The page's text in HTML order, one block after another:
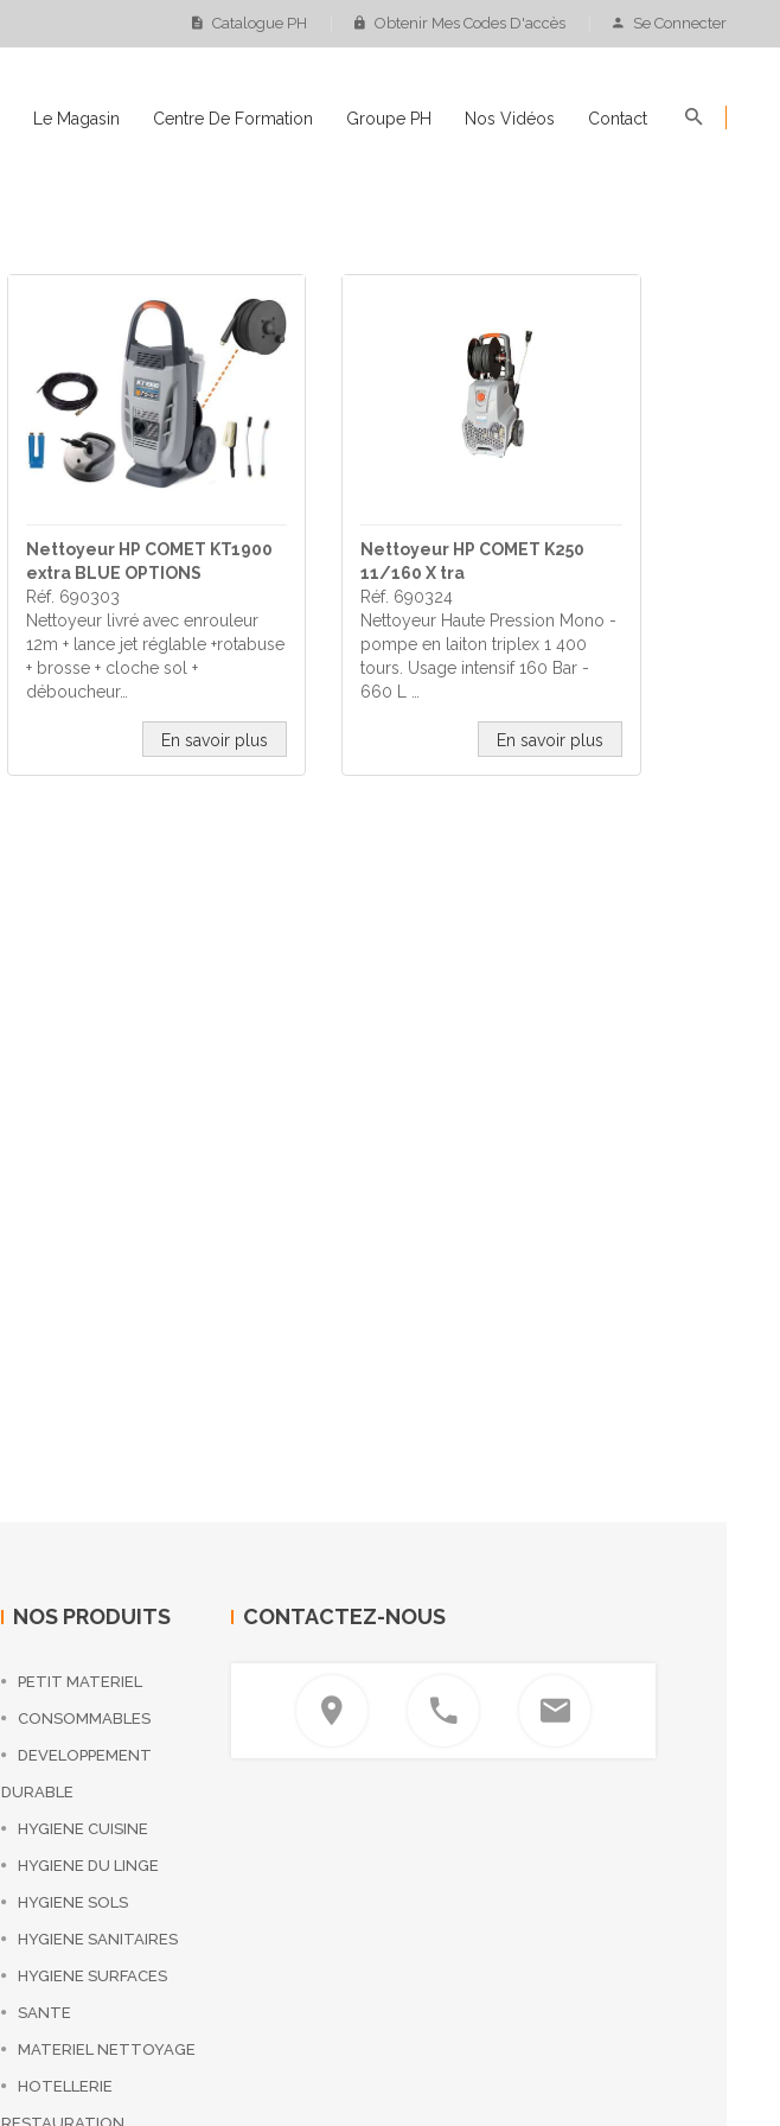
Catalogue PH Obtenir Mes Codes D'accès Se Connecter
Le Magasin Centre De Formation Groupe PH Nos Vidéos Contact
Nettoyeur HP COMET KT1900
extra BLUE OPTIONS
Réf. 690303
Nettoyeur livré avec enrouleur
12m + lance jet réglable +rotabuse
+ brosse + cloche sol +
déboucheur…
En savoir plus
Nettoyeur HP COMET K250
11/160 X tra
Réf. 690324
Nettoyeur Haute Pression Mono -
pompe en laiton triplex 1 400
tours. Usage intensif 160 Bar -
660 L …
En savoir plus
NOS PRODUITS
PETIT MATERIEL
CONSOMMABLES
DEVELOPPEMENT
DURABLE
HYGIENE CUISINE
HYGIENE DU LINGE
HYGIENE SOLS
HYGIENE SANITAIRES
HYGIENE SURFACES
SANTE
MATERIEL NETTOYAGE
HOTELLERIE
CONTACTEZ-NOUS